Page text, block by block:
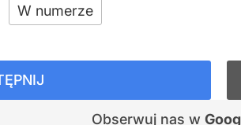
W numerze
Obserwuj nas w